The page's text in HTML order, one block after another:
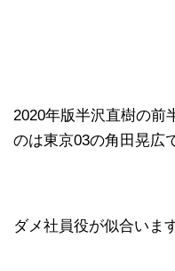
2020年版半沢直樹の前
のは東京03の角田晃広
ダメ社員役が似合いま